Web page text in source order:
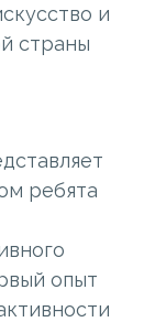
и
страны
ребята
опыт